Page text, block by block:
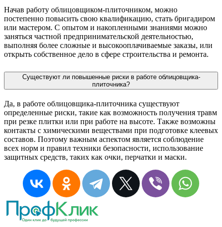
Начав работу облицовщиком-плиточником, можно
постепенно повысить свою квалификацию, стать бригадиром
или мастером. С опытом и накопленными знаниями можно
заняться частной предпринимательской деятельностью,
выполняя более сложные и высокооплачиваемые заказы, или
открыть собственное дело в сфере строительства и ремонта.
Существуют ли повышенные риски в работе облицовщика-
плиточника?
Да, в работе облицовщика-плиточника существуют
определенные риски, такие как возможность получения травм
при резке плитки или при работе на высоте. Также возможны
контакты с химическими веществами при подготовке клеевых
составов. Поэтому важным аспектом является соблюдение
всех норм и правил техники безопасности, использование
защитных средств, таких как очки, перчатки и маски.